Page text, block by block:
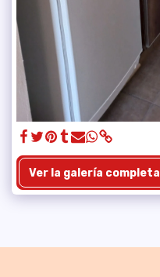
Ver la galería completa